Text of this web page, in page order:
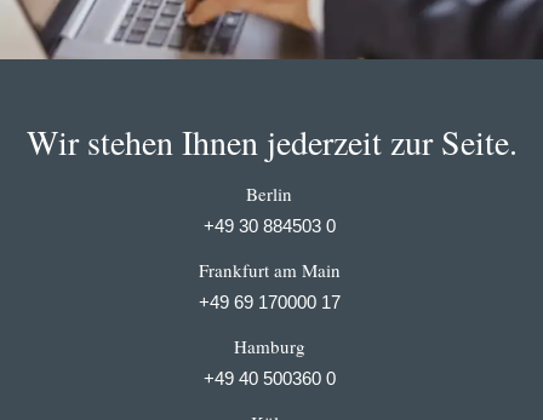
Wir stehen Ihnen jederzeit zur Seite.
Berlin
+49 30 884503 0
Frankfurt am Main
+49 69 170000 17
Hamburg
+49 40 500360 0